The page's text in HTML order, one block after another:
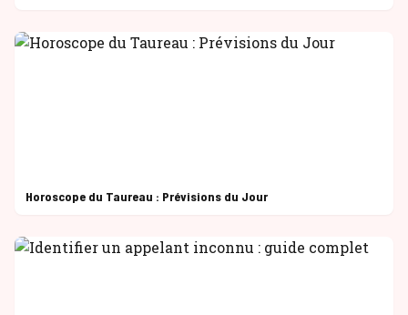
Horoscope du Taureau : Prévisions du Jour